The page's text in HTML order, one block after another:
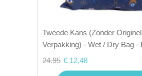
Tweede Kans (Zonder
Verpakking) - Wet / Dry Bag -
24.95 € 12,48